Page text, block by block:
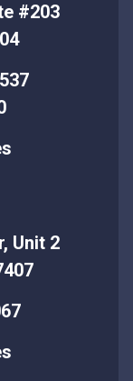
#203
Unit 2